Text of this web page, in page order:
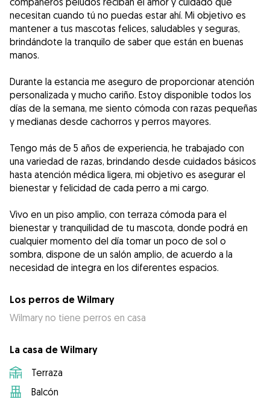
necesitan cuando tú no puedas estar ahí. Mi objetivo es
mantener a tus mascotas felices, saludables y seguras,
brindándote la tranquilo de saber que están en buenas
manos.
Durante la estancia me aseguro de proporcionar atención
personalizada y mucho cariño. Estoy disponible todos los
días de la semana, me siento cómoda con razas pequeñas
y medianas desde cachorros y perros mayores.
Tengo más de 5 años de experiencia, he trabajado con
una variedad de razas, brindando desde cuidados básicos
hasta atención médica ligera, mi objetivo es asegurar el
bienestar y felicidad de cada perro a mi cargo.
Vivo en un piso amplio, con terraza cómoda para el
bienestar y tranquilidad de tu mascota, donde podrá en
cualquier momento del día tomar un poco de sol o
sombra, dispone de un salón amplio, de acuerdo a la
necesidad de integra en los diferentes espacios.
Los perros de Wilmary
Wilmary no tiene perros en casa
La casa de Wilmary
Terraza
Balcón